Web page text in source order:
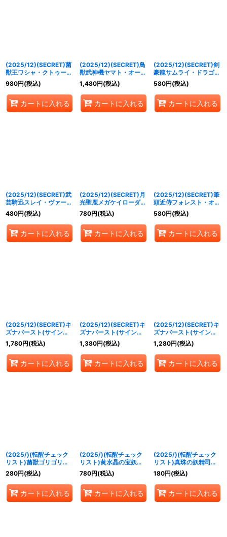
(2025/12)(SECRET)菌
獣王ワシャ・クトゥー
ン-共生態-/菌獣王ワシ
ャ・クトゥーン-戦闘態-
【転醒X-SEC】{BS73-
TX02a/BS73-TX02b}
《緑》
980円(税込)
カートに入れる
(2025/12)(SECRET)鳥
獣武神機ヤマト・オーグ
ナー-武神形態-/鳥獣武
神機ヤマト・オーグナ
ー-砲撃形態-【転醒X-
SEC】{BS73-
TX03a/BS73-TX03b}
1,480円(税込)
カートに入れる
(2025/12)(SECRET)剣
豪龍サムライ・ドラゴ
ン・天X【X-SEC】
{BS73-X01}《赤》
580円(税込)
カートに入れる
(2025/12)(SECRET)武
芸騎迅スレイ・ヴァーニ
ル【X-SEC】{BS73-
X02}《赤》
480円(税込)
カートに入れる
(2025/12)(SECRET)月
光聖鹿メガケイローダ
【X-SEC】{BS73-X04}
《白》
780円(税込)
カートに入れる
(2025/12)(SECRET)筆
頭近侍フォレスト・オー
キッド【X-SEC】
{BS73-X05}《多》
580円(税込)
カートに入れる
(2025/12)(SECRET)キ
ズナバースト(サイン箔
押し/ガレット・レヴォ
イラスト)【R-SEC】
{BS73-083}《多》
1,780円(税込)
カートに入れる
(2025/12)(SECRET)キ
ズナバースト(サイン箔
押し/ヴァルト・パーク
スイラスト)【R-SEC】
{BS73-083}《多》
1,380円(税込)
カートに入れる
(2025/12)(SECRET)キ
ズナバースト(サイン箔
押し/リイン・ジーヴル
イラスト)【R-SEC】
{BS73-083}《多》
1,280円(税込)
カートに入れる
(2025/)(転醒チェック
リスト)菌獣ゴリゴリラ-
共生態-/菌獣ゴリゴリ
ラ-戦闘態-【-】{BS73-
028a/BS73-028b}
《緑》
280円(税込)
カートに入れる
(2025/)(転醒チェック
リスト)黄水晶の宝妖精
シトリィー/黄水晶の魔
宝少女シトリィー【-】
{BS73-043a/BS73-
043b}《黄》
780円(税込)
カートに入れる
(2025/)(転醒チェック
リスト)真珠の妖精司祭
パーレル/真珠の妖聖騎
士パーレル【-】{BS73-
051a/BS73-051b}
《黄》
180円(税込)
カートに入れる